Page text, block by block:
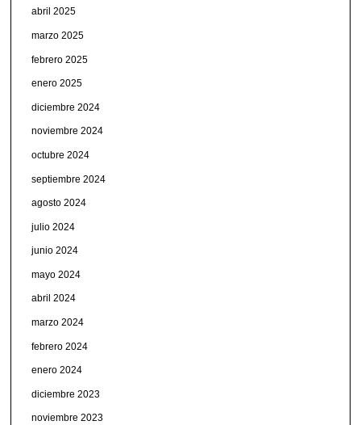
abril 2025
marzo 2025
febrero 2025
enero 2025
diciembre 2024
noviembre 2024
octubre 2024
septiembre 2024
agosto 2024
julio 2024
junio 2024
mayo 2024
abril 2024
marzo 2024
febrero 2024
enero 2024
diciembre 2023
noviembre 2023